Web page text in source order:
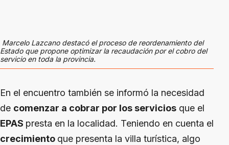
Marcelo Lazcano destacó el proceso de reordenamiento del
Estado que propone optimizar la recaudación por el cobro del
servicio en toda la provincia.
En el encuentro también se informó la necesidad
de comenzar a cobrar por los servicios que el
EPAS presta en la localidad. Teniendo en cuenta el
crecimiento que presenta la villa turística, algo